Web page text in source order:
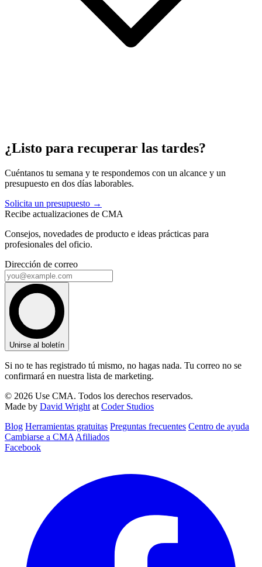
¿Listo para recuperar las tardes?
Cuéntanos tu semana y te respondemos con un alcance y un
presupuesto en dos días laborables.
Solicita un presupuesto →
Recibe actualizaciones de CMA
Consejos, novedades de producto e ideas prácticas para
profesionales del oficio.
Dirección de correo
Unirse al boletín
Si no te has registrado tú mismo, no hagas nada. Tu correo no se
confirmará en nuestra lista de marketing.
© 2026 Use CMA. Todos los derechos reservados.
Made by David Wright at Coder Studios
Blog‎ Herramientas gratuitas Preguntas frecuentes Centro de ayuda
Cambiarse a CMA Afiliados
Facebook